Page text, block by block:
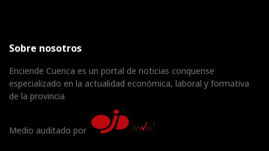
Sobre nosotros
Enciende Cuenca es un portal de noticias conquense
especializado en la actualidad económica, laboral y formativa
de la provincia
Medio auditado por